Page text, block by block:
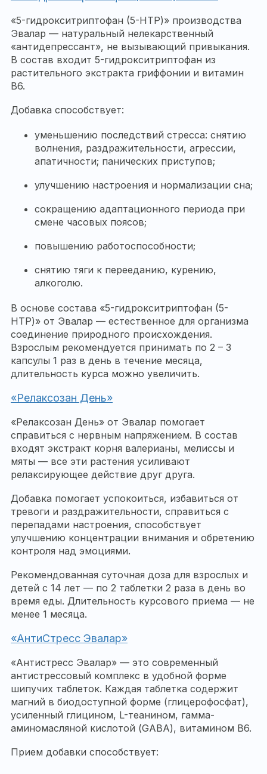
«5-гидрокситриптофан (5-НТР)» производства
Эвалар — натуральный нелекарственный
«антидепрессант», не вызывающий привыкания.
В состав входит 5-гидрокситриптофан из
растительного экстракта гриффонии и витамин
В6.
Добавка способствует:
уменьшению последствий стресса: снятию
волнения, раздражительности, агрессии,
апатичности; панических приступов;
улучшению настроения и нормализации сна;
сокращению адаптационного периода при
смене часовых поясов;
повышению работоспособности;
снятию тяги к перееданию, курению,
алкоголю.
В основе состава «5-гидрокситриптофан (5-
НТР)» от Эвалар — естественное для организма
соединение природного происхождения.
Взрослым рекомендуется принимать по 2 – 3
капсулы 1 раз в день в течение месяца,
длительность курса можно увеличить.
«Релаксозан День»
«Релаксозан День» от Эвалар помогает
справиться с нервным напряжением. В состав
входят экстракт корня валерианы, мелиссы и
мяты — все эти растения усиливают
релаксирующее действие друг друга.
Добавка помогает успокоиться, избавиться от
тревоги и раздражительности, справиться с
перепадами настроения, способствует
улучшению концентрации внимания и обретению
контроля над эмоциями.
Рекомендованная суточная доза для взрослых и
детей с 14 лет — по 2 таблетки 2 раза в день во
время еды. Длительность курсового приема — не
менее 1 месяца.
«АнтиСтресс Эвалар»
«Антистресс Эвалар» — это современный
антистрессовый комплекс в удобной форме
шипучих таблеток. Каждая таблетка содержит
магний в биодоступной форме (глицерофосфат),
усиленный глицином, L-теанином, гамма-
аминомасляной кислотой (GABA), витамином В6.
Прием добавки способствует: